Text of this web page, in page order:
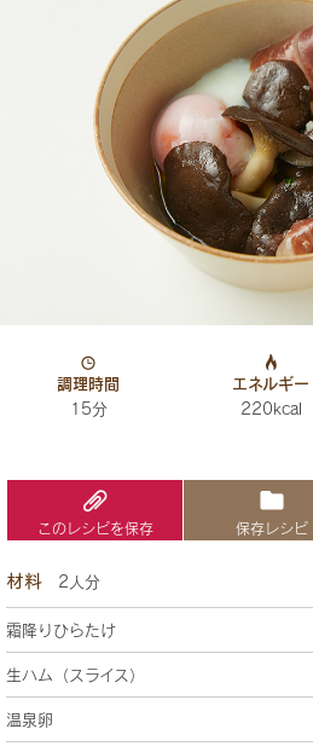
調理時間
15分
エネルギー
220kcal
このレシピを保存 保存レシピ
材料 2人分
霜降りひらたけ
生ハム（スライス）
温泉卵